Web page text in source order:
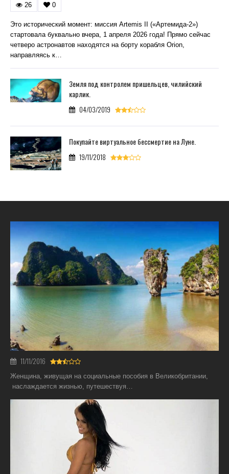
26 0
Это исторический момент: миссия Artemis II («Артемида-2»)
стартовала буквально вчера, 1 апреля 2026 года! Прямо сейчас
четверо астронавтов находятся на борту корабля Orion,
направляясь к…
Земля под контролем пришельцев, чилийский
карлик.
04/03/2019
Покупайте виртуальное бессмертие на Луне.
19/11/2018
11/11/2016
Женщина, живущая на социальные пособия в Великобритании,
наслаждается жизнью, путешествуя…